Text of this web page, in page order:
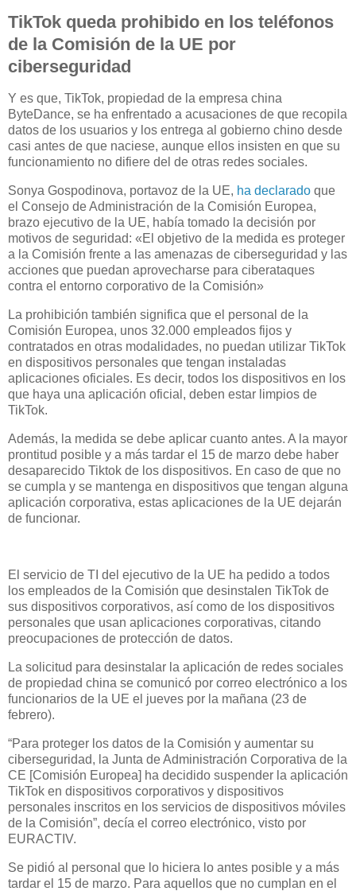
TikTok queda prohibido en los teléfonos
de la Comisión de la UE por
ciberseguridad
Y es que, TikTok, propiedad de la empresa china
ByteDance, se ha enfrentado a acusaciones de que recopila
datos de los usuarios y los entrega al gobierno chino desde
casi antes de que naciese, aunque ellos insisten en que su
funcionamiento no difiere del de otras redes sociales.
Sonya Gospodinova, portavoz de la UE, ha declarado que
el Consejo de Administración de la Comisión Europea,
brazo ejecutivo de la UE, había tomado la decisión por
motivos de seguridad: «El objetivo de la medida es proteger
a la Comisión frente a las amenazas de ciberseguridad y las
acciones que puedan aprovecharse para ciberataques
contra el entorno corporativo de la Comisión»
La prohibición también significa que el personal de la
Comisión Europea, unos 32.000 empleados fijos y
contratados en otras modalidades, no puedan utilizar TikTok
en dispositivos personales que tengan instaladas
aplicaciones oficiales. Es decir, todos los dispositivos en los
que haya una aplicación oficial, deben estar limpios de
TikTok.
Además, la medida se debe aplicar cuanto antes. A la mayor
prontitud posible y a más tardar el 15 de marzo debe haber
desaparecido Tiktok de los dispositivos. En caso de que no
se cumpla y se mantenga en dispositivos que tengan alguna
aplicación corporativa, estas aplicaciones de la UE dejarán
de funcionar.
El servicio de TI del ejecutivo de la UE ha pedido a todos
los empleados de la Comisión que desinstalen TikTok de
sus dispositivos corporativos, así como de los dispositivos
personales que usan aplicaciones corporativas, citando
preocupaciones de protección de datos.
La solicitud para desinstalar la aplicación de redes sociales
de propiedad china se comunicó por correo electrónico a los
funcionarios de la UE el jueves por la mañana (23 de
febrero).
“Para proteger los datos de la Comisión y aumentar su
ciberseguridad, la Junta de Administración Corporativa de la
CE [Comisión Europea] ha decidido suspender la aplicación
TikTok en dispositivos corporativos y dispositivos
personales inscritos en los servicios de dispositivos móviles
de la Comisión”, decía el correo electrónico, visto por
EURACTIV.
Se pidió al personal que lo hiciera lo antes posible y a más
tardar el 15 de marzo. Para aquellos que no cumplan en el